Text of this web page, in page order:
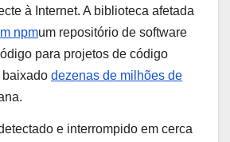
à Internet. A biblioteca afetada
npmum repositório de software
para projetos de código
baixado dezenas de milhões de
e interrompido em cerca